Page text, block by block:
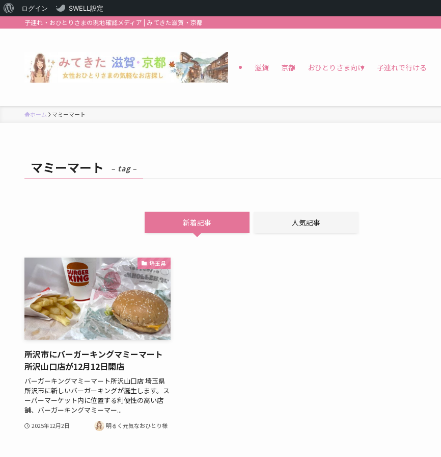
WordPress
ログイン SWELL設定
子連れ・おひとりさまの現地確認メディア | みてきた滋賀・京都
滋賀 京都 おひとりさま向け 子連れで行ける
ホーム マミーマート
マミーマート – tag –
新着記事 人気記事
埼玉県
所沢市にバーガーキングマミーマート
所沢山口店が12月12日開店
バーガーキングマミーマート所沢山口店 埼玉県
所沢市に新しいバーガーキングが誕生します。ス
ーパーマーケット内に位置する利便性の高い店
舗、バーガーキングマミーマー...
2025年12月2日 明るく元気なおひとり様